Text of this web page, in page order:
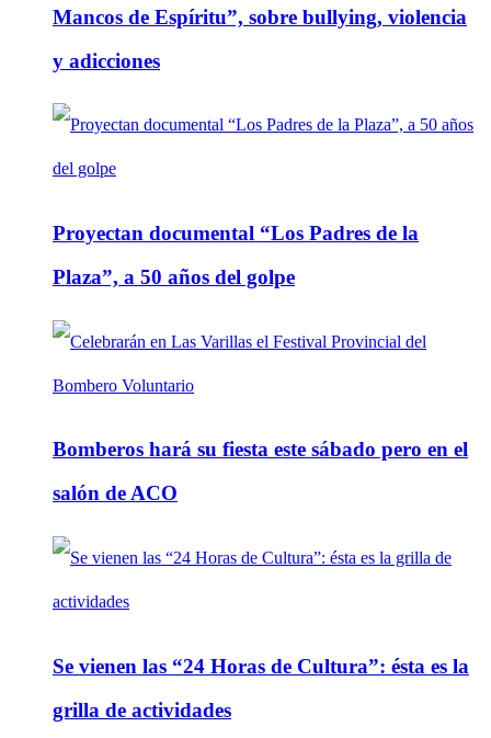
Mancos de Espíritu”, sobre bullying, violencia
y adicciones
Proyectan documental “Los Padres de la
Plaza”, a 50 años del golpe
Bomberos hará su fiesta este sábado pero en el
salón de ACO
Se vienen las “24 Horas de Cultura”: ésta es la
grilla de actividades